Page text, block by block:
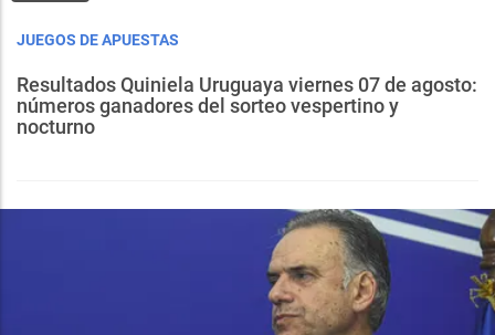
JUEGOS DE APUESTAS
Resultados Quiniela Uruguaya viernes 07 de agosto:
números ganadores del sorteo vespertino y
nocturno